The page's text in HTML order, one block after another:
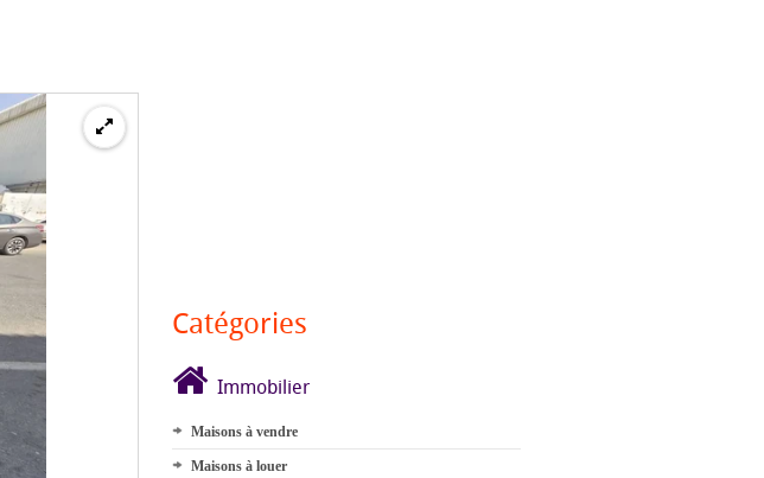
Catégories
Immobilier
Maisons à vendre
Maisons à louer